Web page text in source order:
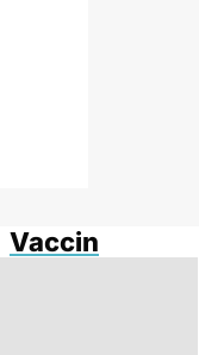
Vaccin